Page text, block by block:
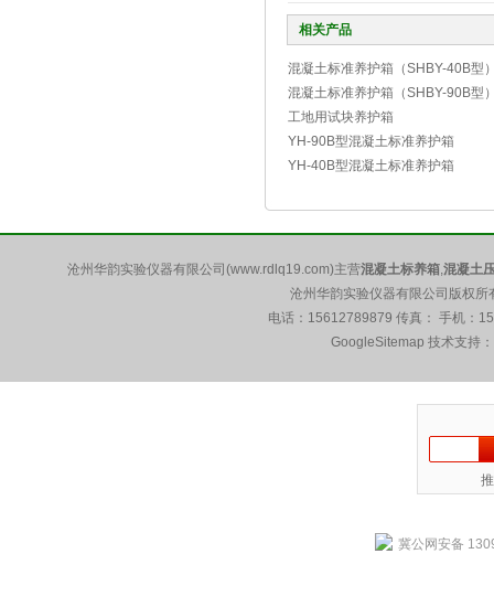
相关产品
混凝土标准养护箱（SHBY-40B型
混凝土标准养护箱（SHBY-90B型
工地用试块养护箱
YH-90B型混凝土标准养护箱
YH-40B型混凝土标准养护箱
沧州华韵实验仪器有限公司(www.rdlq19.com)主营混凝土标养箱,混凝土
沧州华韵实验仪器有限公司版权
电话：15612789879 传真： 手机：
GoogleSitemap 技术支持
冀公网安备